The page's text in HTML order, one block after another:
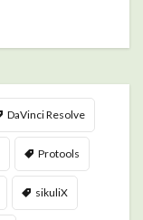
DaVinci Resolve
Protools
sikuliX